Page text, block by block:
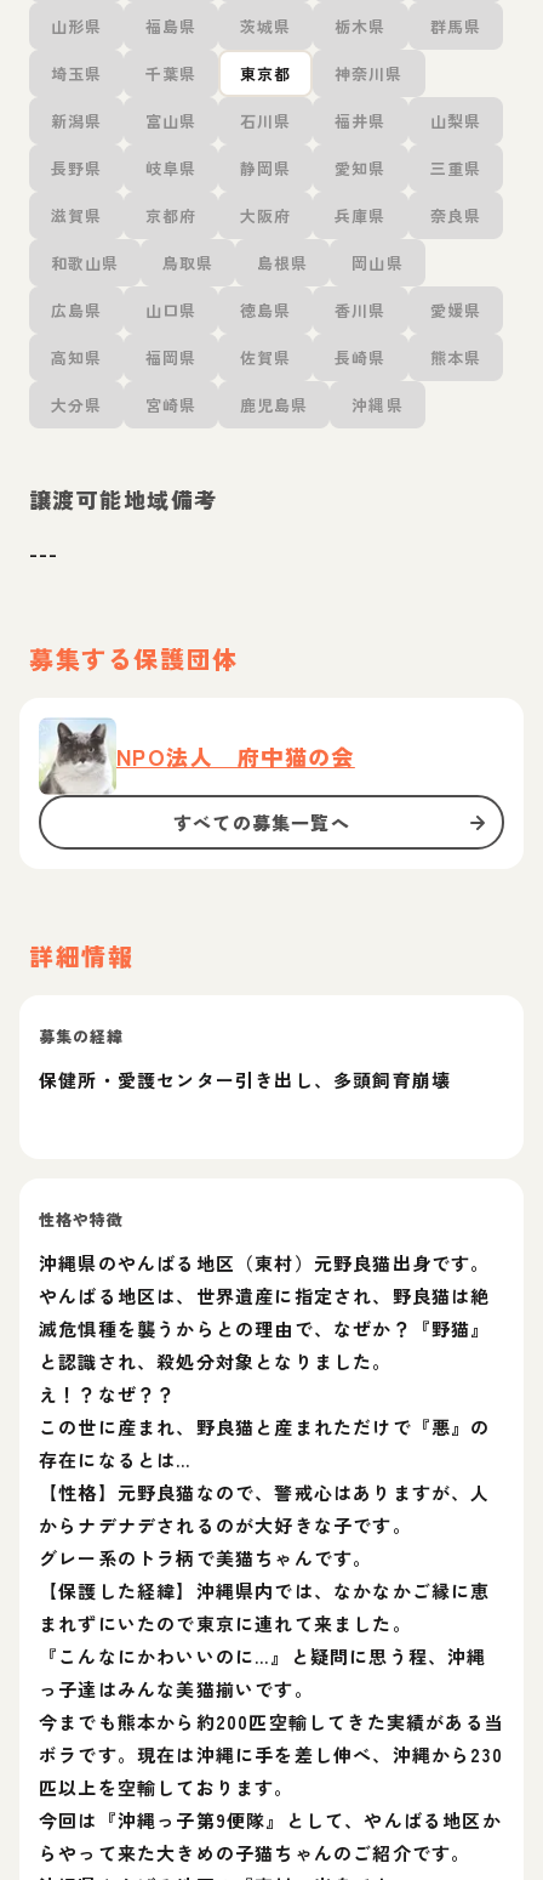
山形県 福島県 茨城県 栃木県 群馬県
埼玉県 千葉県 東京都 神奈川県
新潟県 富山県 石川県 福井県 山梨県
長野県 岐阜県 静岡県 愛知県 三重県
滋賀県 京都府 大阪府 兵庫県 奈良県
和歌山県 鳥取県 島根県 岡山県
広島県 山口県 徳島県 香川県 愛媛県
高知県 福岡県 佐賀県 長崎県 熊本県
大分県 宮崎県 鹿児島県 沖縄県
譲渡可能地域備考
---
募集する保護団体
NPO法人 府中猫の会
すべての募集一覧へ
詳細情報
募集の経緯
保健所・愛護センター引き出し、多頭飼育崩壊
性格や特徴
沖縄県のやんばる地区（東村）元野良猫出身です。
やんばる地区は、世界遺産に指定され、野良猫は絶
滅危惧種を襲うからとの理由で、なぜか？『野猫』
と認識され、殺処分対象となりました。
え！？なぜ？？
この世に産まれ、野良猫と産まれただけで『悪』の
存在になるとは…
【性格】元野良猫なので、警戒心はありますが、人
からナデナデされるのが大好きな子です。
グレー系のトラ柄で美猫ちゃんです。
【保護した経緯】沖縄県内では、なかなかご縁に恵
まれずにいたので東京に連れて来ました。
『こんなにかわいいのに…』と疑問に思う程、沖縄
っ子達はみんな美猫揃いです。
今までも熊本から約200匹空輸してきた実績がある当
ボラです。現在は沖縄に手を差し伸べ、沖縄から230
匹以上を空輸しております。
今回は『沖縄っ子第9便隊』として、やんばる地区か
らやって来た大きめの子猫ちゃんのご紹介です。